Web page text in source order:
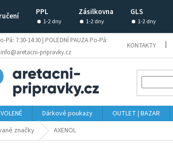
PPL Zásilkovna GLS
1-2 dny 1-2 dny 1-2 dny
Pá: 7:30-14:30 | POLEDNÍ PAUZA Po-Pá:
info@aretacni-pripravky.cz
KONTAKTY
Dárkové poukazy OUTLET | BAZAR
značky AXENOL